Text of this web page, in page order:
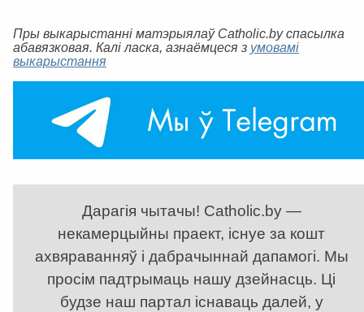
Пры выкарыстанні матэрыялаў Catholic.by спасылка
абавязковая. Калі ласка, азнаёмцеся з умовамі
выкарыстання
Дарагія чытачы! Catholic.by —
некамерцыйны праект, існуе за кошт
ахвяраванняў і дабрачыннай дапамогі. Мы
просім падтрымаць нашу дзейнасць. Ці
будзе наш партал існаваць далей, у